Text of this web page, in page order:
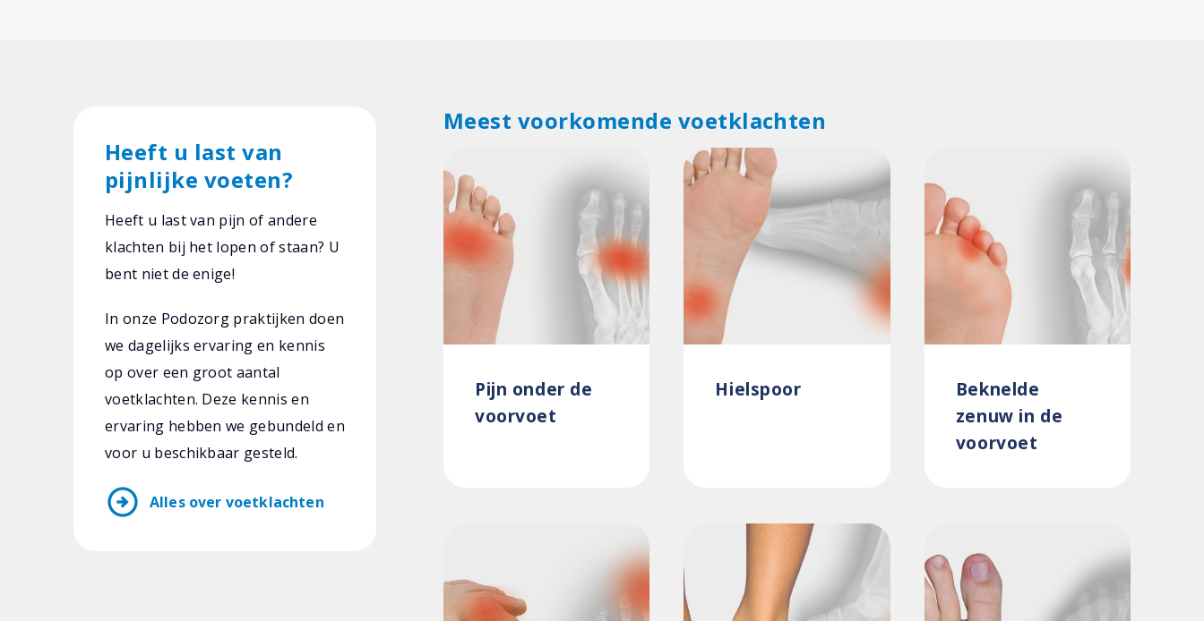
Heeft u last van
pijnlijke voeten?
Heeft u last van pijn of andere
klachten bij het lopen of staan? U
bent niet de enige!
In onze Podozorg praktijken doen
we dagelijks ervaring en kennis
op over een groot aantal
voetklachten. Deze kennis en
ervaring hebben we gebundeld en
voor u beschikbaar gesteld.
arrow_circle_right Alles over voetklachten
Meest voorkomende voetklachten
Pijn onder de
voorvoet
Hielspoor
Beknelde
zenuw in de
voorvoet